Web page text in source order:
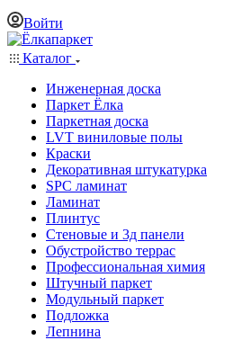
Войти
Каталог
Инженерная доска
Паркет Ёлка
Паркетная доска
LVT виниловые полы
Краски
Декоративная штукатурка
SPC ламинат
Ламинат
Плинтус
Стеновые и 3д панели
Обустройство террас
Профессиональная химия
Штучный паркет
Модульный паркет
Подложка
Лепнина